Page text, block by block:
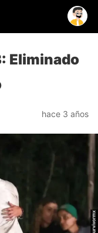
Eliminado
hace 3 años